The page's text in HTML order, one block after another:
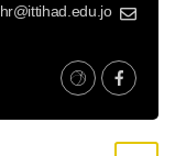
hr@ittihad.edu.jo